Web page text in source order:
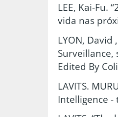
LEE, Kai-Fu.
vida nas
LYON, David
Edited By
LAVITS.
Intelligence -